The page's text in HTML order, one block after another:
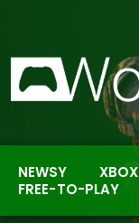
NEWSY XBOX
FREE-TO-PLAY